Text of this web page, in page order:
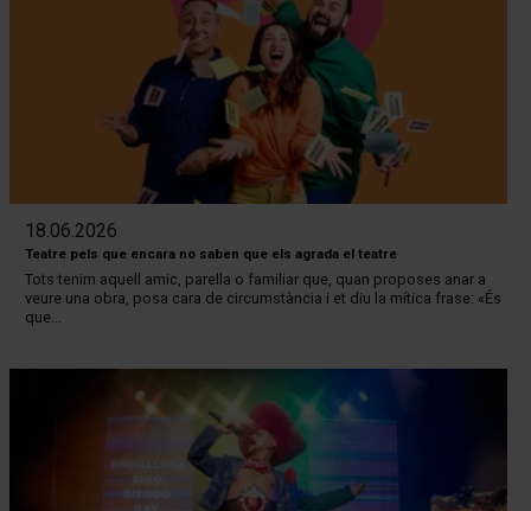
18.06.2026
Teatre pels que encara no saben que els agrada el teatre
Tots tenim aquell amic, parella o familiar que, quan proposes anar a
veure una obra, posa cara de circumstància i et diu la mítica frase: «És
que...